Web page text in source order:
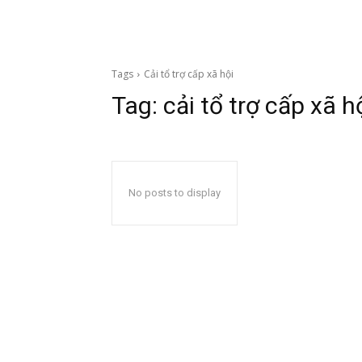
Tags Cải tổ trợ cấp xã hội
Tag: cải tổ trợ cấp xã
No posts to display